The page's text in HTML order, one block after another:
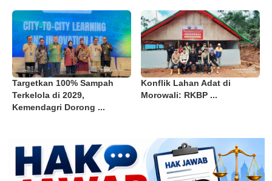
Targetkan 100% Sampah
Terkelola di 2029,
Kemendagri Dorong ...
Konflik Lahan Adat di
Morowali: RKBP ...